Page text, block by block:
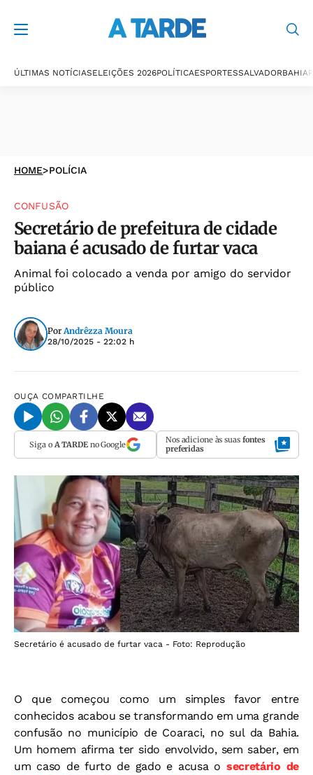
ÚLTIMAS NOTÍCIASELEIÇÕES 2026POLÍTICAESPORTESSALVADORBAHIA
HOME>POLÍCIA
CONFUSÃO
Secretário de prefeitura de cidade
baiana é acusado de furtar vaca
Animal foi colocado a venda por amigo do servidor
público
Por Andrêzza Moura
28/10/2025 - 22:02 h
OUÇA COMPARTILHE
Siga o A TARDEno Google Nos adicione às suas fontes
preferidas
Secretário é acusado de furtar vaca - Foto: Reprodução
O que começou como um simples favor entre
conhecidos acabou se transformando em uma grande
confusão no município de Coaraci, no sul da Bahia.
Um homem afirma ter sido envolvido, sem saber, em
um caso de furto de gado e acusa o secretário de